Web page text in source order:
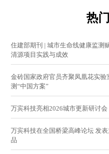
热
住建部期刊 | 城市生命线健康监测
清源项目实践与成效
金砖国家政府官员齐聚凤凰花实
测“中国方案”
万宾科技亮相2026城市更新研讨
万宾科技在全国桥梁高峰论坛 发
品